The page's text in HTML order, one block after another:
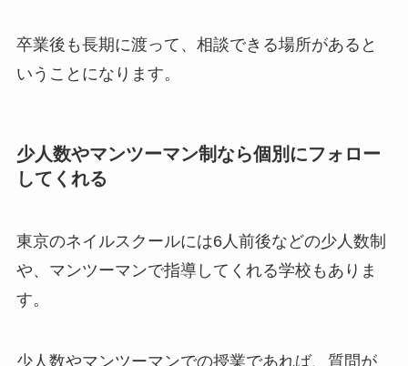
卒業後も長期に渡って、相談できる場所があると
いうことになります。
少人数やマンツーマン制なら個別にフォロー
してくれる
東京のネイルスクールには6人前後などの少人数制
や、マンツーマンで指導してくれる学校もありま
す。
少人数やマンツーマンでの授業であれば、質問が